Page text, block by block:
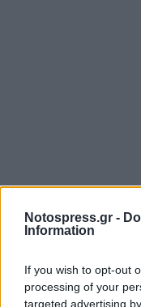
Notospress.gr -
Information
If you wish to opt-out
processing of your
targeted advertising